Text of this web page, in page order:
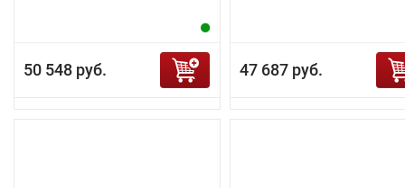
50 548 руб. 47 687 руб.